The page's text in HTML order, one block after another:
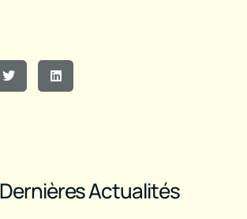
Actualités